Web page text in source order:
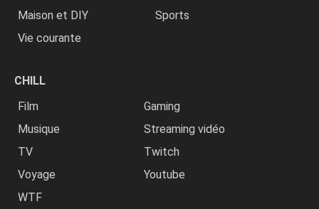
Maison et DIY
Sports
Vie courante
CHILL
Film
Gaming
Musique
Streaming vidéo
TV
Twitch
Voyage
Youtube
WTF